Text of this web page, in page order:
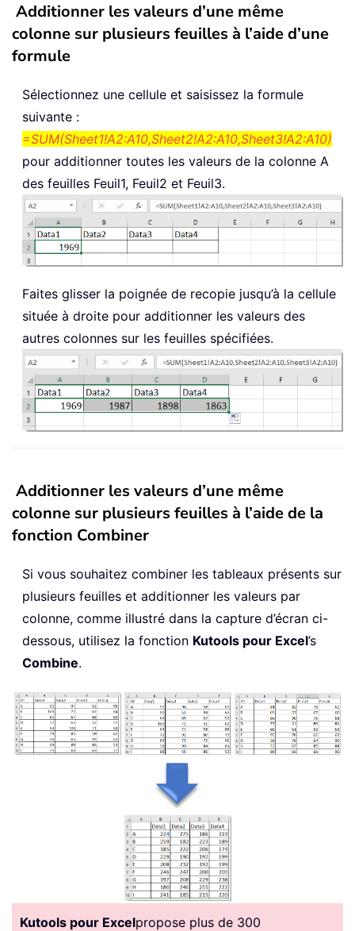
Additionner les valeurs d’une même
colonne sur plusieurs feuilles à l’aide d’une
formule
Sélectionnez une cellule et saisissez la formule
suivante :
=SUM(Sheet1!A2:A10,Sheet2!A2:A10,Sheet3!A2:A10)
pour additionner toutes les valeurs de la colonne A
des feuilles Feuil1, Feuil2 et Feuil3.
Faites glisser la poignée de recopie jusqu’à la cellule
située à droite pour additionner les valeurs des
autres colonnes sur les feuilles spécifiées.
Additionner les valeurs d’une même
colonne sur plusieurs feuilles à l’aide de la
fonction Combiner
Si vous souhaitez combiner les tableaux présents sur
plusieurs feuilles et additionner les valeurs par
colonne, comme illustré dans la capture d’écran ci-
dessous, utilisez la fonction Kutools pour Excel’s
Combine.
Kutools pour Excelpropose plus de 300